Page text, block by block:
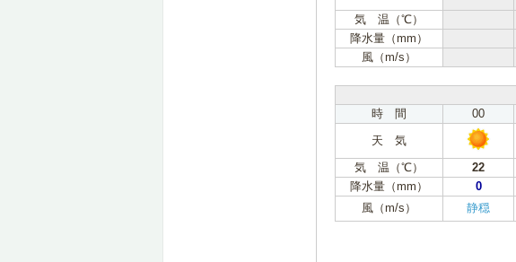
気 温（℃）
降水量（mm）
風（m/s）
時 間
00
天 気
気 温（℃）
22
降水量（mm）
0
風（m/s）
静穏